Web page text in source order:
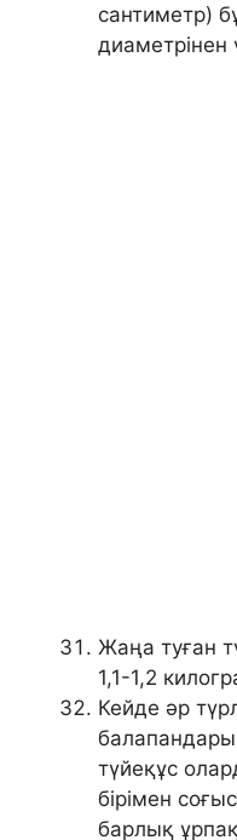
сантиметр)
диаметрінен
Жаңа туған
1,1-1,2
Кейде әр
түйеқұс
бірімен
барлық